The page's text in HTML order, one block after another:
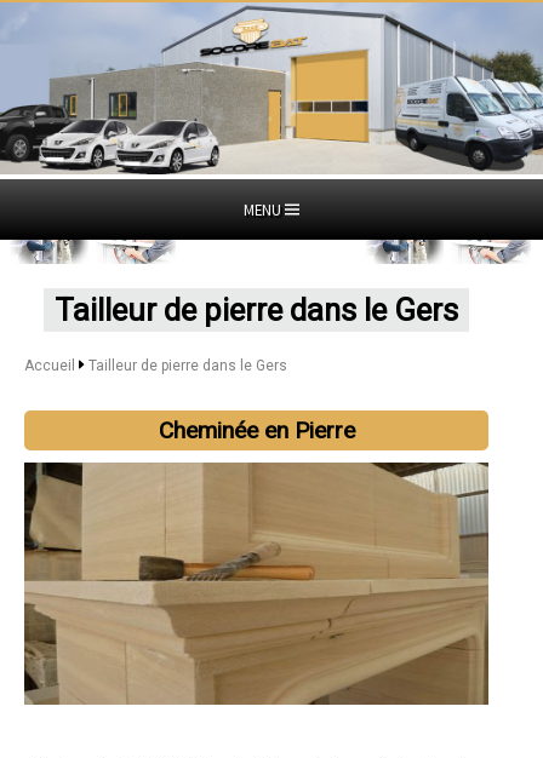
MENU
Tailleur de pierre dans le Gers
Accueil Tailleur de pierre dans le Gers
Cheminée en Pierre